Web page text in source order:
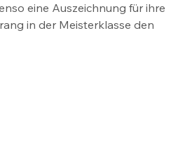
eine Auszeichnung für ihre
in der Meisterklasse den